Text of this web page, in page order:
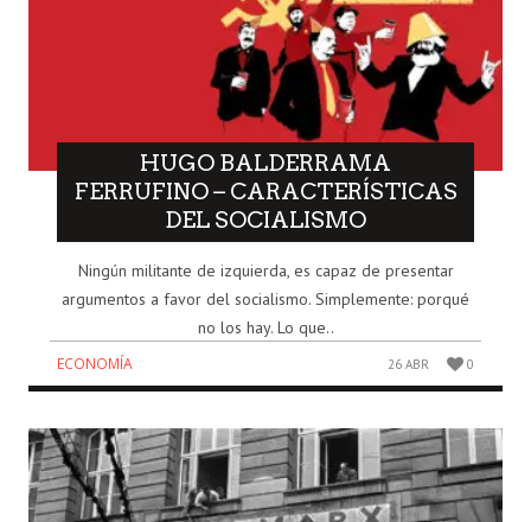
HUGO BALDERRAMA
FERRUFINO – CARACTERÍSTICAS
DEL SOCIALISMO
Ningún militante de izquierda, es capaz de presentar
argumentos a favor del socialismo. Simplemente: porqué
no los hay. Lo que..
ECONOMÍA 26 ABR 0